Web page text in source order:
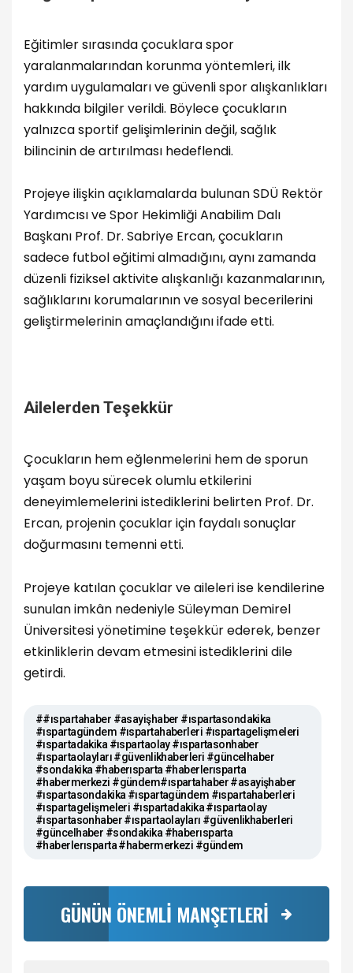
Eğitimler sırasında çocuklara spor
yaralanmalarından korunma yöntemleri, ilk
yardım uygulamaları ve güvenli spor alışkanlıkları
hakkında bilgiler verildi. Böylece çocukların
yalnızca sportif gelişimlerinin değil, sağlık
bilincinin de artırılması hedeflendi.
Projeye ilişkin açıklamalarda bulunan SDÜ Rektör
Yardımcısı ve Spor Hekimliği Anabilim Dalı
Başkanı Prof. Dr. Sabriye Ercan, çocukların
sadece futbol eğitimi almadığını, aynı zamanda
düzenli fiziksel aktivite alışkanlığı kazanmalarının,
sağlıklarını korumalarının ve sosyal becerilerini
geliştirmelerinin amaçlandığını ifade etti.
Ailelerden Teşekkür
Çocukların hem eğlenmelerini hem de sporun
yaşam boyu sürecek olumlu etkilerini
deneyimlemelerini istediklerini belirten Prof. Dr.
Ercan, projenin çocuklar için faydalı sonuçlar
doğurmasını temenni etti.
Projeye katılan çocuklar ve aileleri ise kendilerine
sunulan imkân nedeniyle Süleyman Demirel
Üniversitesi yönetimine teşekkür ederek, benzer
etkinliklerin devam etmesini istediklerini dile
getirdi.
##ıspartahaber #asayişhaber #ıspartasondakika
#ıspartagündem #ıspartahaberleri #ıspartagelişmeleri
#ıspartadakika #ıspartaolay #ıspartasonhaber
#ıspartaolayları #güvenlikhaberleri #güncelhaber
#sondakika #haberısparta #haberlerısparta
#habermerkezi #gündem#ıspartahaber #asayişhaber
#ıspartasondakika #ıspartagündem #ıspartahaberleri
#ıspartagelişmeleri #ıspartadakika #ıspartaolay
#ıspartasonhaber #ıspartaolayları #güvenlikhaberleri
#güncelhaber #sondakika #haberısparta
#haberlerısparta #habermerkezi #gündem
GÜNÜN ÖNEMLİ MANŞETLERİ